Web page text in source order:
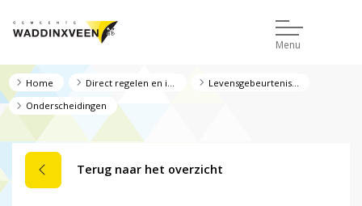
Menu
Home
Levensgebeurtenissen
Onderscheidingen
Terug naar het overzicht